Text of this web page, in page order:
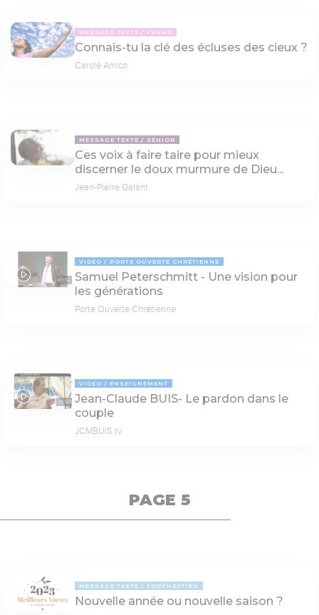
MESSAGE TEXTE FEMME
Connais-tu la clé des écluses des cieux ?
Carole Amico
MESSAGE TEXTE SÉNIOR
Ces voix à faire taire pour mieux
discerner le doux murmure de Dieu...
Jean-Pierre Galant
69:52
VIDÉO PORTE OUVERTE CHRÉTIENNE
Samuel Peterschmitt - Une vision pour
les générations
Porte Ouverte Chrétienne
28:50
VIDÉO ENSEIGNEMENT
Jean-Claude BUIS- Le pardon dans le
couple
JCMBUIS.tv
PAGE 5
MESSAGE TEXTE TOPCHRÉTIEN
Nouvelle année ou nouvelle saison ?